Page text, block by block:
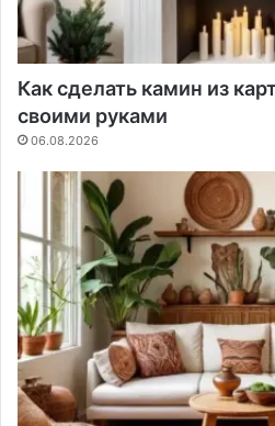
Как сделать камин из
своими руками
06.08.2026